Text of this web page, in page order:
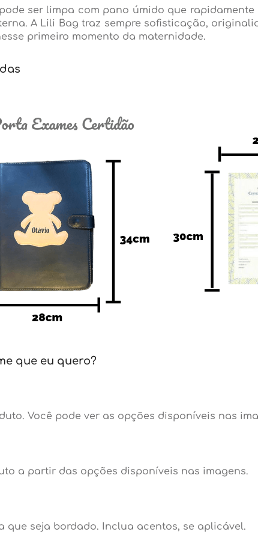
ser limpa com pano úmido que
A Lili Bag traz sempre sofisticação,
primeiro momento da maternidade.
que eu quero?
Você pode ver as opções disponíveis nas
a partir das opções disponíveis nas imagens.
que seja bordado. Inclua acentos, se aplicável.